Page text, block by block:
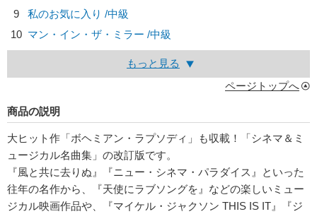
9
私のお気に入り /中級
10 マン・イン・ザ・ミラー /中級
もっと見る
ページトップへ
商品の説明
大ヒット作「ボヘミアン・ラプソディ」も収載！「シネマ＆ミ
ュージカル名曲集」の改訂版です。
『風と共に去りぬ』『ニュー・シネマ・パラダイス』といった
往年の名作から、『天使にラブソングを』などの楽しいミュー
ジカル映画作品や、『マイケル・ジャクソン THIS IS IT』『ジ